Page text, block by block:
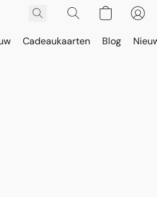
Cadeaukaarten Blog